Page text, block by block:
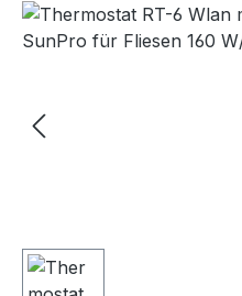
Bildergalerie überspringen